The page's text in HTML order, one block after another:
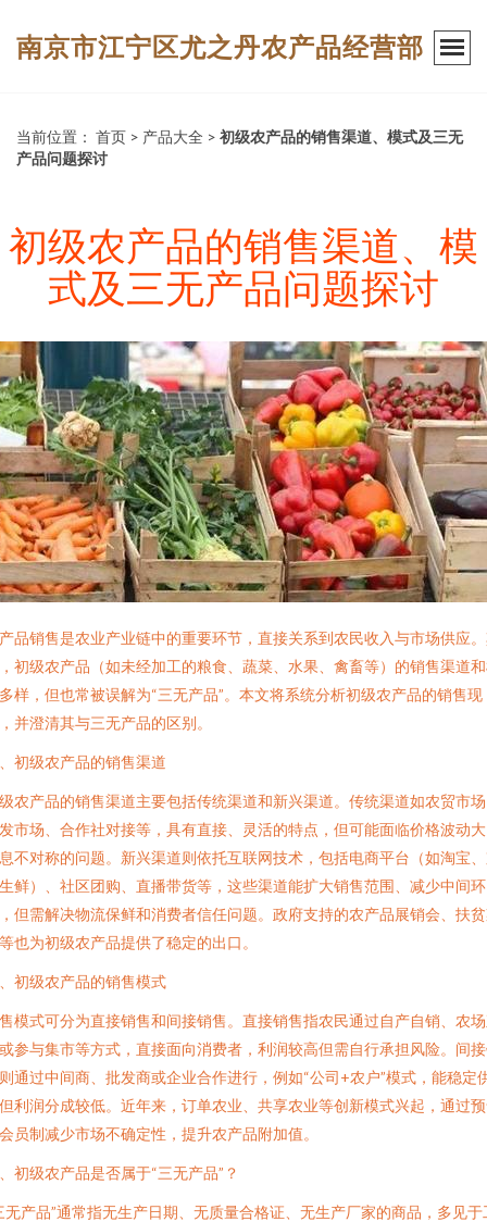
南京市江宁区尤之丹农产品经营部
当前位置： 首页 > 产品大全 > 初级农产品的销售渠道、模式及三无
产品问题探讨
初级农产品的销售渠道、模
式及三无产品问题探讨
品销售是农业产业链中的重要环节，直接关系到农民收入与市场供应
初级农产品（如未经加工的粮食、蔬菜、水果、禽畜等）的销售渠道
样，但也常被误解为“三无产品”。本文将系统分析初级农产品的销售现
并澄清其与三无产品的区别。
初级农产品的销售渠道
农产品的销售渠道主要包括传统渠道和新兴渠道。传统渠道如农贸市
市场、合作社对接等，具有直接、灵活的特点，但可能面临价格波动
不对称的问题。新兴渠道则依托互联网技术，包括电商平台（如淘宝
鲜）、社区团购、直播带货等，这些渠道能扩大销售范围、减少中间环
但需解决物流保鲜和消费者信任问题。政府支持的农产品展销会、扶
也为初级农产品提供了稳定的出口。
初级农产品的销售模式
模式可分为直接销售和间接销售。直接销售指农民通过自产自销、农
参与集市等方式，直接面向消费者，利润较高但需自行承担风险。间
通过中间商、批发商或企业合作进行，例如“公司+农户”模式，能稳定
利润分成较低。近年来，订单农业、共享农业等创新模式兴起，通过
员制减少市场不确定性，提升农产品附加值。
初级农产品是否属于“三无产品”？
无产品”通常指无生产日期、无质量合格证、无生产厂家的商品，多见于